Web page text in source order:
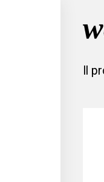
Il